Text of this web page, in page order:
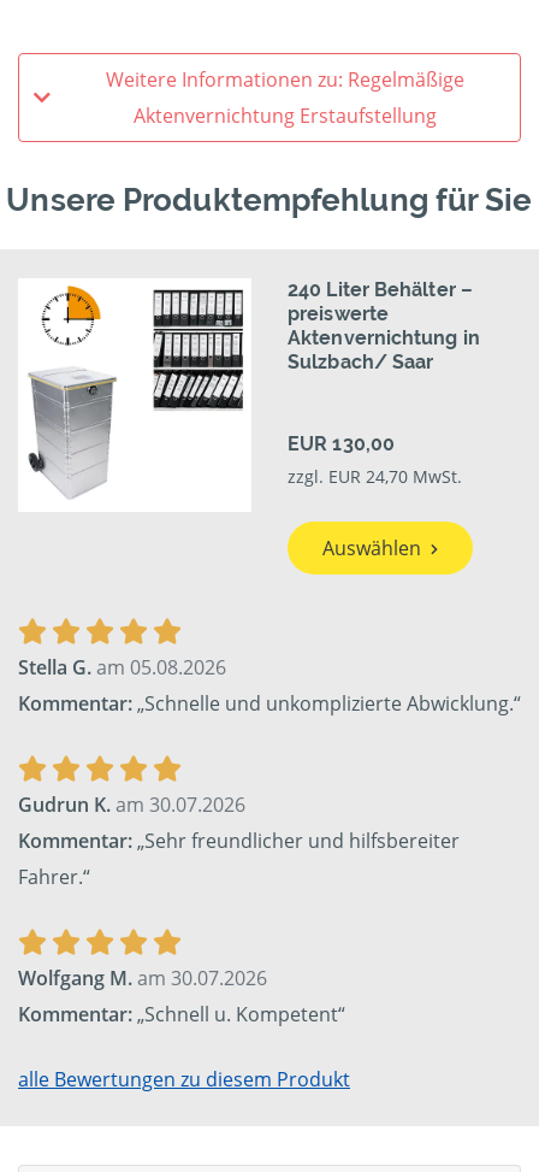
Weitere Informationen zu: Regelmäßige
Aktenvernichtung Erstaufstellung
Unsere Produktempfehlung für Sie
240 Liter Behälter –
preiswerte
Aktenvernichtung in
Sulzbach/ Saar
EUR 130,00
zzgl. EUR 24,70 MwSt.
Auswählen
Stella G.am 05.08.2026
Kommentar:„Schnelle und unkomplizierte Abwicklung.“
Gudrun K.am 30.07.2026
Kommentar:„Sehr freundlicher und hilfsbereiter
Fahrer.“
Wolfgang M.am 30.07.2026
Kommentar:„Schnell u. Kompetent“
alle Bewertungen zu diesem Produkt